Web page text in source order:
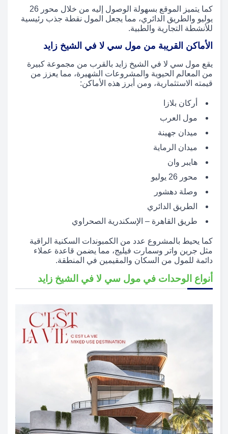
كما يتميز الموقع بسهولة الوصول إليه من خلال محور 26
يوليو والطريق الدائري، مما يجعل المول نقطة جذب رئيسية
للأنشطة التجارية والطبية.
الأماكن القريبة من مول سي لا في الشيخ زايد
يقع مول سي لا في الشيخ زايد بالقرب من مجموعة كبيرة
من المعالم الحيوية والمشروعات الشهيرة، مما يعزز من
قيمته الاستثمارية، ومن أبرز هذه الأماكن:
أركان بلازا
مول العرب
ميدان جهينة
ميدان الرماية
هايبر وان
محور 26 يوليو
وصلة دهشور
الطريق الدائري
طريق القاهرة – الإسكندرية الصحراوي
كما يحيط بالمشروع عدد من الكمبوندات السكنية الراقية
مثل جرين واتر وسمارت فيليج، مما يضمن قاعدة عملاء
دائمة للمول من السكان والمقيمين في المنطقة.
أنواع الوحدات في مول سي لا في الشيخ زايد